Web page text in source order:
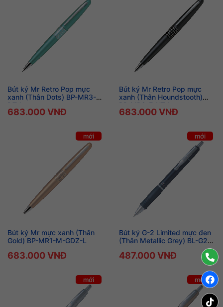
Bút ký Mr Retro Pop mực
xanh (Thân Dots) BP-MR3-F-
683.000 VNĐ
Bút ký Mr Retro Pop mực
xanh (Thân Houndstooth)
BP-MR3-F-HT-L
683.000 VNĐ
mới
Bút ký Mr mực xanh (Thân
Gold) BP-MR1-M-GDZ-L
683.000 VNĐ
mới
Bút ký G-2 Limited mực đen
(Thân Metallic Grey) BL-G2L-
7-BL-MGY
487.000 VNĐ
mới mới